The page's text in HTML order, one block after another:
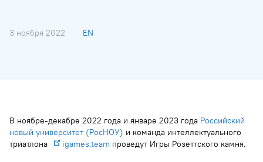
3 ноября 2022 EN
В ноябре-декабре 2022 года и январе 2023 года Российский
новый университет (РосНОУ) и команда интеллектуального
триатлона
igames.team проведут Игры Розеттского камня.